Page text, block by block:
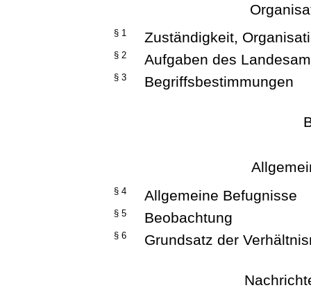
§ 1 Zuständigkeit,
§ 2 Aufgaben des
§ 3 Begriffsbestimmungen
§ 4 Allgemeine Befugnisse
§ 5 Beobachtung
§ 6 Grundsatz der